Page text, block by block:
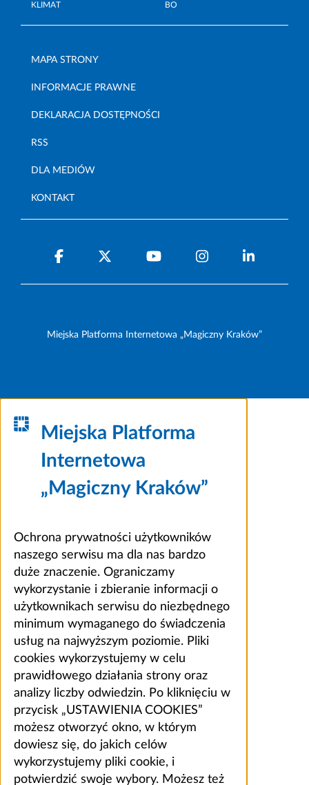
KLIMAT BO
MAPA STRONY
INFORMACJE PRAWNE
DEKLARACJA DOSTĘPNOŚCI
RSS
DLA MEDIÓW
KONTAKT
Miejska Platforma Internetowa „Magiczny Kraków”
Miejska Platforma
Internetowa
„Magiczny Kraków”
Ochrona prywatności użytkowników
naszego serwisu ma dla nas bardzo
duże znaczenie. Ograniczamy
wykorzystanie i zbieranie informacji o
użytkownikach serwisu do niezbędnego
minimum wymaganego do świadczenia
usług na najwyższym poziomie. Pliki
cookies wykorzystujemy w celu
prawidłowego działania strony oraz
analizy liczby odwiedzin. Po kliknięciu w
przycisk „USTAWIENIA COOKIES”
możesz otworzyć okno, w którym
dowiesz się, do jakich celów
wykorzystujemy pliki cookie, i
potwierdzić swoje wybory. Możesz też